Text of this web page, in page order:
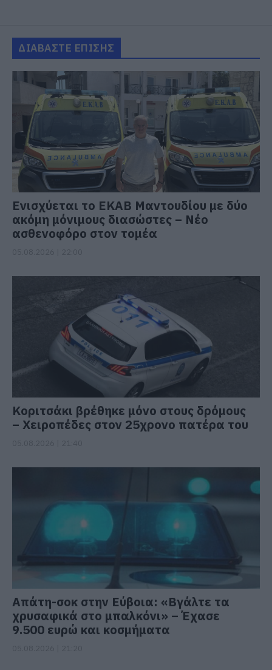
ΔΙΑΒΑΣΤΕ ΕΠΙΣΗΣ
Ενισχύεται το ΕΚΑΒ Μαντουδίου με δύο
ακόμη μόνιμους διασώστες – Νέο
ασθενοφόρο στον τομέα
Κοριτσάκι βρέθηκε μόνο στους δρόμους
– Χειροπέδες στον 25χρονο πατέρα του
Απάτη-σοκ στην Εύβοια: «Βγάλτε τα
χρυσαφικά στο μπαλκόνι» – Έχασε
9.500 ευρώ και κοσμήματα